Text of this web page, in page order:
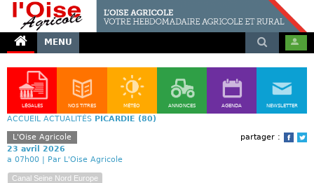
MENU
LÉGALES NOS TITRES MÉTÉO ANNONCES AGENDA NEWSLETTER
ACCUEIL ACTUALITÉS PICARDIE (80)
partager :
L'Oise Agricole
23 avril 2026
a 07h00 | Par L'Oise Agricole
Canal Seine Nord Europe